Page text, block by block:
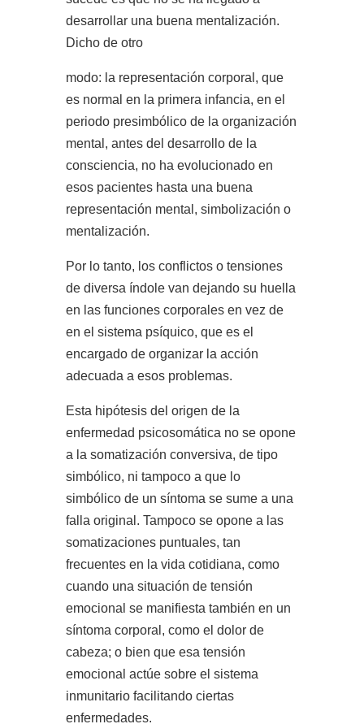
desarrollar una buena mentalización.
Dicho de otro
modo: la representación corporal, que
es normal en la primera infancia, en el
periodo presimbólico de la organización
mental, antes del desarrollo de la
consciencia, no ha evolucionado en
esos pacientes hasta una buena
representación mental, simbolización o
mentalización.
Por lo tanto, los conflictos o tensiones
de diversa índole van dejando su huella
en las funciones corporales en vez de
en el sistema psíquico, que es el
encargado de organizar la acción
adecuada a esos problemas.
Esta hipótesis del origen de la
enfermedad psicosomática no se opone
a la somatización conversiva, de tipo
simbólico, ni tampoco a que lo
simbólico de un síntoma se sume a una
falla original. Tampoco se opone a las
somatizaciones puntuales, tan
frecuentes en la vida cotidiana, como
cuando una situación de tensión
emocional se manifiesta también en un
síntoma corporal, como el dolor de
cabeza; o bien que esa tensión
emocional actúe sobre el sistema
inmunitario facilitando ciertas
enfermedades.